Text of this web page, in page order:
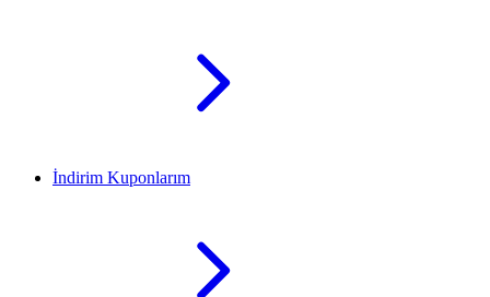
İndirim Kuponlarım